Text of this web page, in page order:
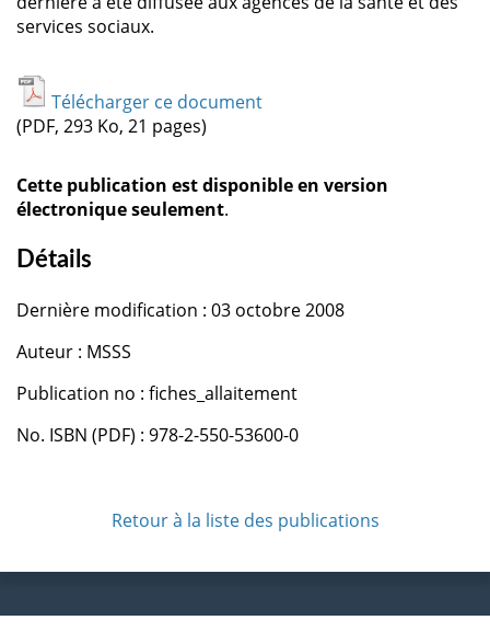
services sociaux.
Télécharger ce document
(PDF, 293 Ko, 21 pages)
Cette publication est disponible en version
électronique seulement.
Détails
Dernière modification : 03 octobre 2008
Auteur : MSSS
Publication no : fiches_allaitement
No. ISBN (PDF) : 978-2-550-53600-0
Retour à la liste des publications